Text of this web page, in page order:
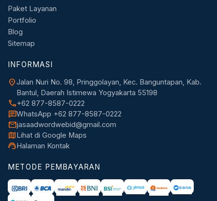
Paket Layanan
Portfolio
Blog
Sitemap
INFORMASI
location_onJalan Nuri No. 98, Pringgolayan, Kec. Banguntapan, Kab.
Bantul, Daerah Istimewa Yogyakarta 55198
call+62 877-8587-0222
chatWhatsApp +62 877-8587-0222
mailjasaadwordwebid@gmail.com
mapLihat di Google Maps
support_agentHalaman Kontak
METODE PEMBAYARAN